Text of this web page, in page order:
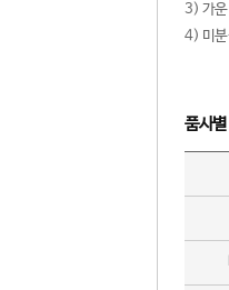
3) 가운
4) 미분
품사